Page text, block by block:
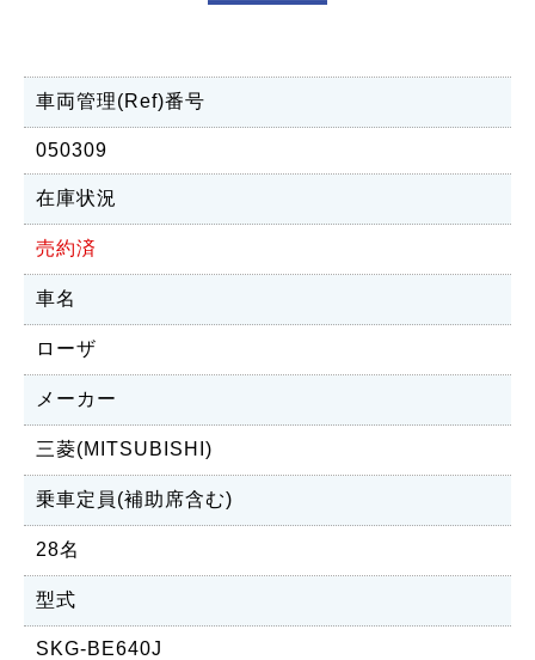
車両管理(Ref)番号
050309
在庫状況
売約済
車名
ローザ
メーカー
三菱(MITSUBISHI)
乗車定員(補助席含む)
28名
型式
SKG-BE640J